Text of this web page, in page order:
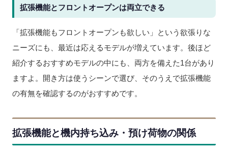
拡張機能とフロントオープンは両立できる
「拡張機能もフロントオープンも欲しい」という欲張りな
ニーズにも、最近は応えるモデルが増えています。後ほど
紹介するおすすめモデルの中にも、両方を備えた1台があり
ますよ。開き方は使うシーンで選び、そのうえで拡張機能
の有無を確認するのがおすすめです。
拡張機能と機内持ち込み・預け荷物の関係